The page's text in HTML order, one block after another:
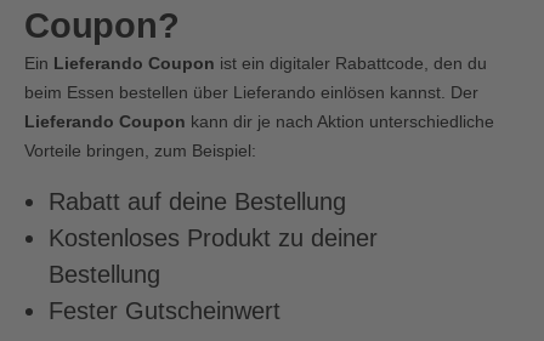
Coupon?
Ein Lieferando Coupon ist ein digitaler Rabattcode, den du
beim Essen bestellen über Lieferando einlösen kannst. Der
Lieferando Coupon kann dir je nach Aktion unterschiedliche
Vorteile bringen, zum Beispiel:
Rabatt auf deine Bestellung
Kostenloses Produkt zu deiner
Bestellung
Fester Gutscheinwert